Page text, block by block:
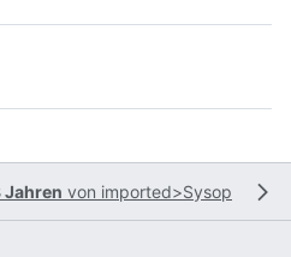
Jahren von imported>Sysop